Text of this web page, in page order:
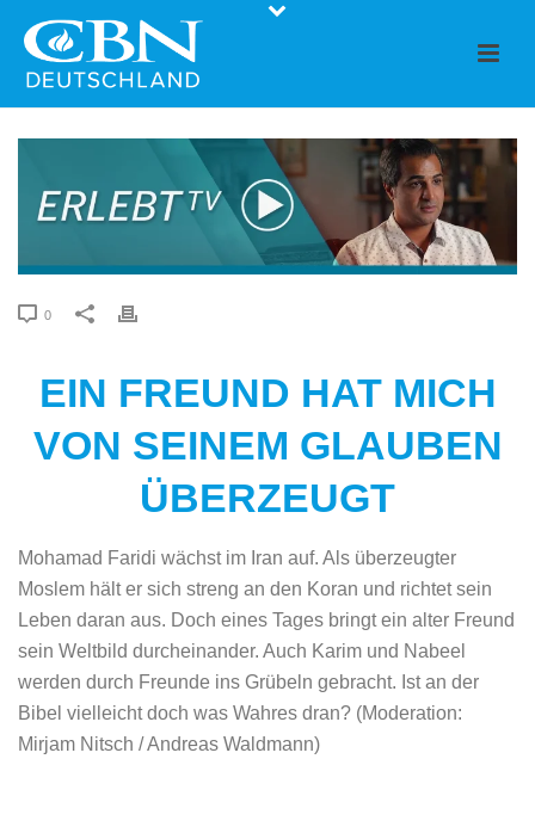
0
EIN FREUND HAT MICH
VON SEINEM GLAUBEN
ÜBERZEUGT
Mohamad Faridi wächst im Iran auf. Als überzeugter
Moslem hält er sich streng an den Koran und richtet sein
Leben daran aus. Doch eines Tages bringt ein alter Freund
sein Weltbild durcheinander. Auch Karim und Nabeel
werden durch Freunde ins Grübeln gebracht. Ist an der
Bibel vielleicht doch was Wahres dran? (Moderation:
Mirjam Nitsch / Andreas Waldmann)